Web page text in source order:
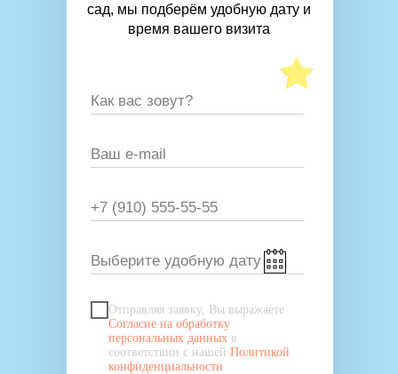
сад, мы подберём удобную дату и
время вашего визита
Отправляя заявку, Вы выражаете
Согласие на обработку
персональных данных в
соответствии с нашей Политикой
конфиденциальности